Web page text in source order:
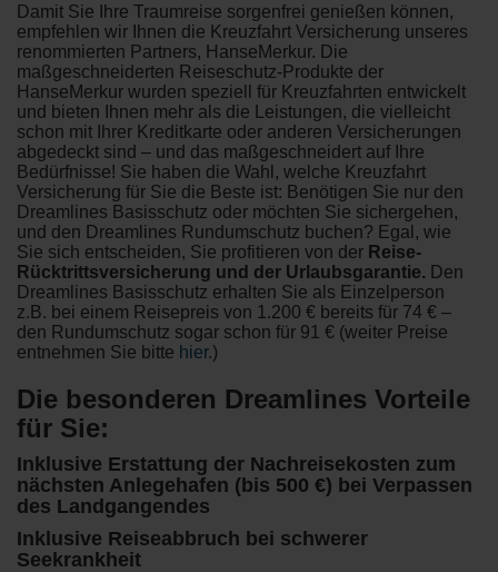
Damit Sie Ihre Traumreise sorgenfrei genießen können,
empfehlen wir Ihnen die Kreuzfahrt Versicherung unseres
renommierten Partners, HanseMerkur. Die
maßgeschneiderten Reiseschutz-Produkte der
HanseMerkur wurden speziell für Kreuzfahrten entwickelt
und bieten Ihnen mehr als die Leistungen, die vielleicht
schon mit Ihrer Kreditkarte oder anderen Versicherungen
abgedeckt sind – und das maßgeschneidert auf Ihre
Bedürfnisse! Sie haben die Wahl, welche Kreuzfahrt
Versicherung für Sie die Beste ist: Benötigen Sie nur den
Dreamlines Basisschutz oder möchten Sie sichergehen,
und den Dreamlines Rundumschutz buchen? Egal, wie
Sie sich entscheiden, Sie profitieren von der Reise-
Rücktrittsversicherung und der Urlaubsgarantie. Den
Dreamlines Basisschutz erhalten Sie als Einzelperson
z.B. bei einem Reisepreis von 1.200 € bereits für 74 € –
den Rundumschutz sogar schon für 91 € (weiter Preise
entnehmen Sie bitte hier.)
Die besonderen Dreamlines Vorteile
für Sie:
Inklusive Erstattung der Nachreisekosten zum
nächsten Anlegehafen (bis 500 €) bei Verpassen
des Landgangendes
Inklusive Reiseabbruch bei schwerer
Seekrankheit